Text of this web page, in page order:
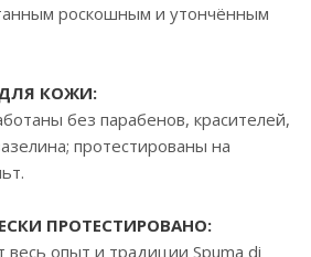
роскошным и утончённым
КОЖИ:
без парабенов, красителей,
протестированы на
ПРОТЕСТИРОВАНО:
опыт и традиции Spuma di